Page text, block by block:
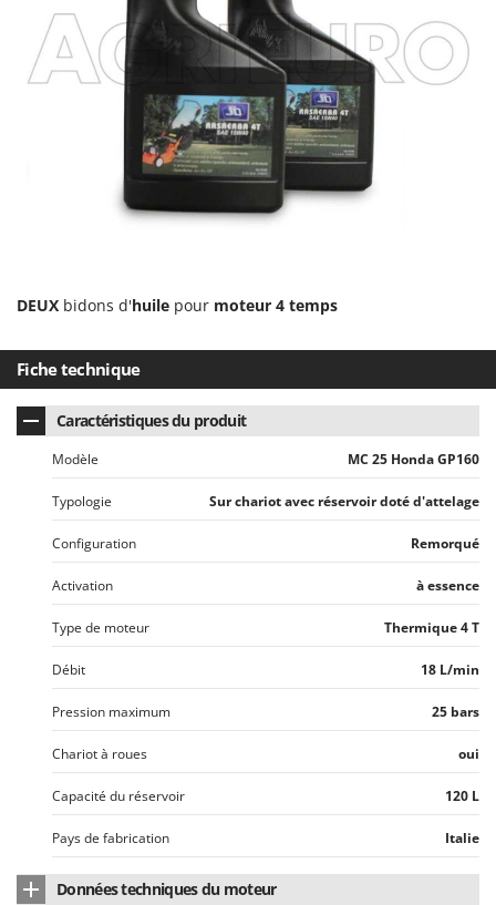
Zanon
Zephir
DEUX bidons d'huile pour moteur 4 temps
Fiche technique
Caractéristiques du produit
Modèle MC 25 Honda GP160
Typologie Sur chariot avec réservoir doté d'attelage
Configuration Remorqué
Activation à essence
Type de moteur Thermique 4 T
Débit 18 L/min
Pression maximum 25 bars
Chariot à roues oui
Capacité du réservoir 120 L
Pays de fabrication Italie
Données techniques du moteur